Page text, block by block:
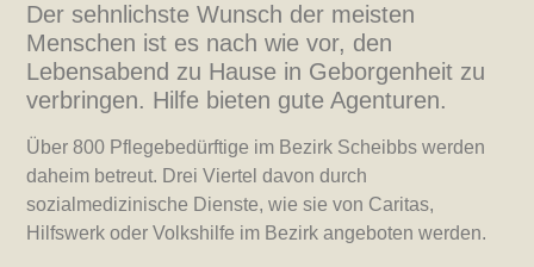
Der sehnlichste Wunsch der meisten
Menschen ist es nach wie vor, den
Lebensabend zu Hause in Geborgenheit zu
verbringen. Hilfe bieten gute Agenturen.
Über 800 Pflegebedürftige im Bezirk Scheibbs werden
daheim betreut. Drei Viertel davon durch
sozialmedizinische Dienste, wie sie von Caritas,
Hilfswerk oder Volkshilfe im Bezirk angeboten werden.